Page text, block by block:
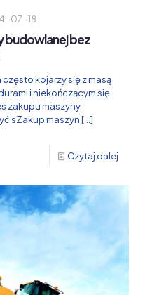
07-18
budowlanej bez
kojarzy się z masą
i niekończącym się
zakupu maszyny
sZakup maszyn[…]
Czytaj dalej